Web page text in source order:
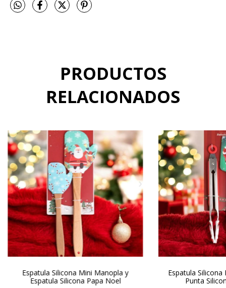
PRODUCTOS
RELACIONADOS
Espatula Silicona Mini Manopla y
Espatula Silicona Papa Noel
Espatula
Punta